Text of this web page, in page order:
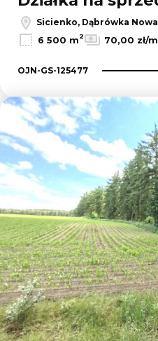
Sicienko, Dąbrówka Nowa
6 500 m2 70,00 zł/m
OJN-GS-125477